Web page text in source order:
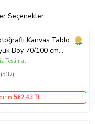
el
-Askı
olarak
Seçenekler
Kanvas Tablo
Boy 70/100 cm
– Sevgiliye & Aileye
, Babaya Hediye
(532)
Teslimat
562,43 TL